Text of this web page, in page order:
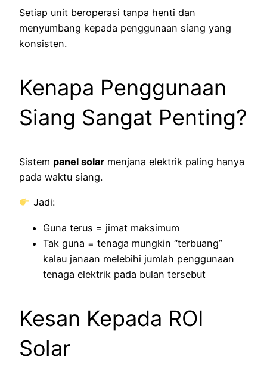
Setiap unit beroperasi tanpa henti dan
menyumbang kepada penggunaan siang yang
konsisten.
Kenapa Penggunaan
Siang Sangat Penting?
Sistem panel solar menjana elektrik paling hanya
pada waktu siang.
Jadi:
Guna terus = jimat maksimum
Tak guna = tenaga mungkin “terbuang”
kalau janaan melebihi jumlah penggunaan
tenaga elektrik pada bulan tersebut
Kesan Kepada ROI
Solar